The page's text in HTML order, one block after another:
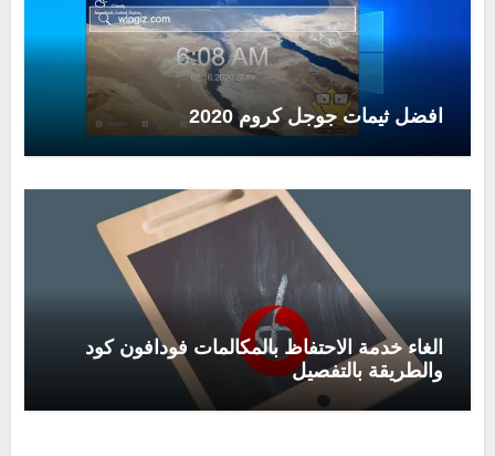
افضل ثيمات جوجل كروم 2020
الغاء خدمة الاحتفاظ بالمكالمات فودافون كود
والطريقة بالتفصيل